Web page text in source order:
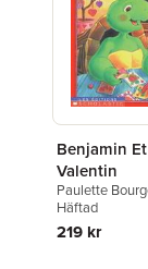
Benjamin
Valentin
Paulette
Häftad
219 kr